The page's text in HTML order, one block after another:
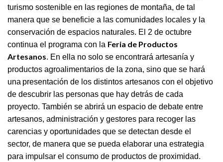
turismo sostenible en las regiones de montaña, de tal
manera que se beneficie a las comunidades locales y la
conservación de espacios naturales. El 2 de octubre
continua el programa con la Feria de Productos
Artesanos. En ella no solo se encontrará artesanía y
productos agroalimentarios de la zona, sino que se hará
una presentación de los distintos artesanos con el objetivo
de descubrir las personas que hay detrás de cada
proyecto. También se abrirá un espacio de debate entre
artesanos, administración y gestores para recoger las
carencias y oportunidades que se detectan desde el
sector, de manera que se pueda elaborar una estrategia
para impulsar el consumo de productos de proximidad.